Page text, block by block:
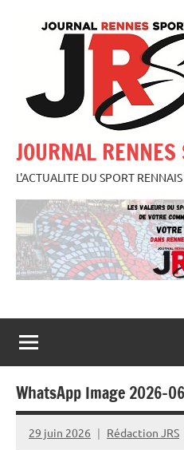
JOURNAL RENNES
L'ACTUALITE DU SPORT
WhatsApp Image 2026-
29 juin 2026 Rédaction JRS